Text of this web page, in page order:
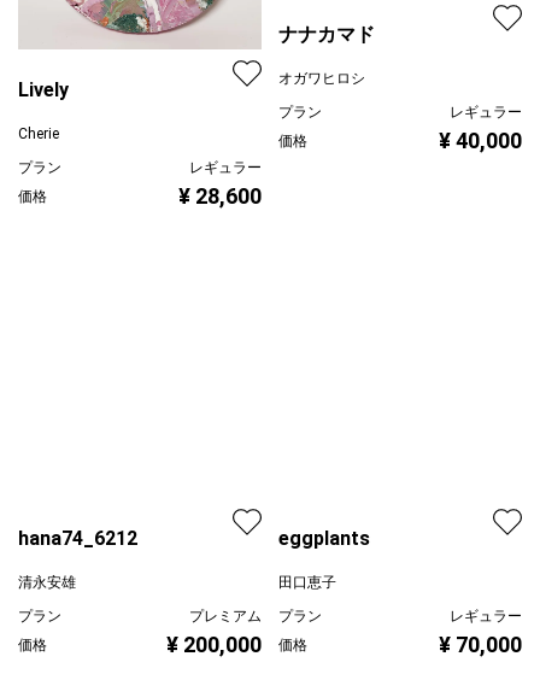
Lively
Cherie
プラン
レギュラー
価格
¥ 28,600
ナナカマド
オガワヒロシ
プラン
レギュラー
価格
¥ 40,000
hana74_6212
清永安雄
プラン
プレミアム
価格
¥ 200,000
レギュラー
価格